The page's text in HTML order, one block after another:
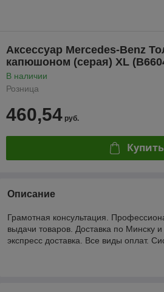
Аксессуар Mercedes-Benz
капюшоном (серая) XL
В наличии
Розница
460,54 руб.
Купить
Описание
Грамотная консультация.
выдачи товаров. Доставка по Минску
экспресс доставка. Все виды оплат.